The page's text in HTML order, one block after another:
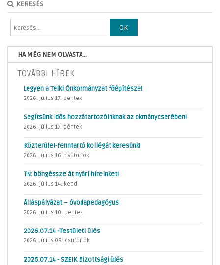
KERESÉS
OK
HA MÉG NEM OLVASTA...
TOVÁBBI HÍREK
Legyen a Telki Önkormányzat főépítésze!
2026. július 17. péntek
Segítsünk idős hozzátartozóinknak az okmánycserében!
2026. július 17. péntek
Közterület-fenntartó kollégát keresünk!
2026. július 16. csütörtök
TN: böngéssze át nyári híreinket!
2026. július 14. kedd
Álláspályázat – óvodapedagógus
2026. július 10. péntek
2026.07.14 -Testületi ülés
2026. július 09. csütörtök
2026.07.14 - SZEIK Bizottsági ülés